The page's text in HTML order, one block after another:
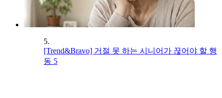
5.
[Trend&Bravo] 거절 못 하는 시니어가 끊어야 할 행
동 5